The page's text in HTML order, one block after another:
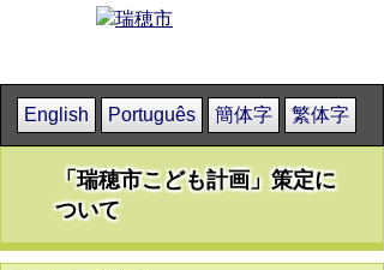
English Português 簡体字 繁体字
「瑞穂市こども計画」策定に
ついて